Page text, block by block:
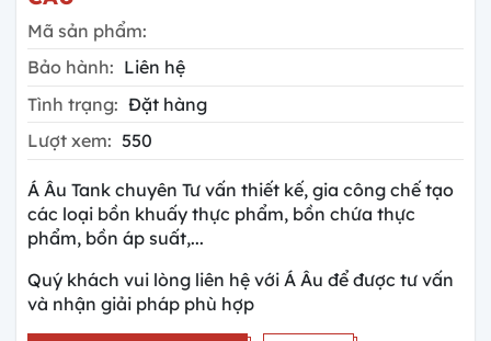
Mã sản phẩm:
Bảo hành: Liên hệ
Tình trạng: Đặt hàng
Lượt xem: 550
Á Âu Tank chuyên Tư vấn thiết kế, gia công chế tạo
các loại bồn khuấy thực phẩm, bồn chứa thực
phẩm, bồn áp suất,...
Quý khách vui lòng liên hệ với Á Âu để được tư vấn
và nhận giải pháp phù hợp